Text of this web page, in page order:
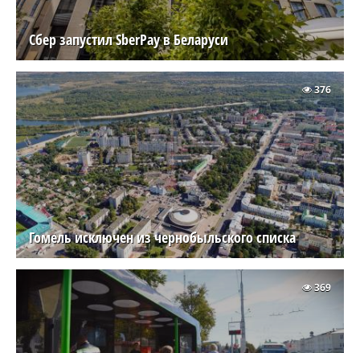
Сбер запустил SberPay в Беларуси
Гомель исключен из чернобыльского списка
376
369